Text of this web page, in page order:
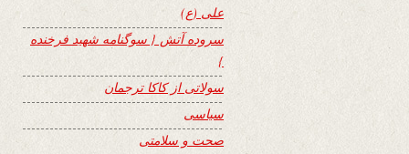
علی (ع)
سروده آتش { سوگنامه شهید فرخنده
}
سولاتی از کاکا ترجمان
سیاسی
صحت و سلامتی